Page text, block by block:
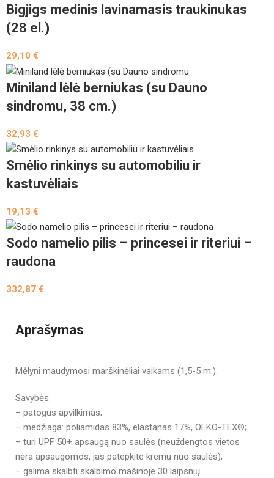
Bigjigs medinis lavinamasis traukinukas
(28 el.)
29,10€
Miniland lėlė berniukas (su Dauno
sindromu, 38 cm.)
32,93€
Smėlio rinkinys su automobiliu ir
kastuvėliais
19,13€
Sodo namelio pilis – princesei ir riteriui –
raudona
332,87€
Aprašymas
Mėlyni maudymosi marškinėliai vaikams (1,5-5 m.).
Savybės:
– patogus apvilkimas;
– medžiaga: poliamidas 83%, elastanas 17%, OEKO-TEX®;
– turi UPF 50+ apsaugą nuo saulės (neuždengtos vietos
nėra apsaugomos, jas patepkite kremu nuo saulės);
– galima skalbti skalbimo mašinoje 30 laipsnių